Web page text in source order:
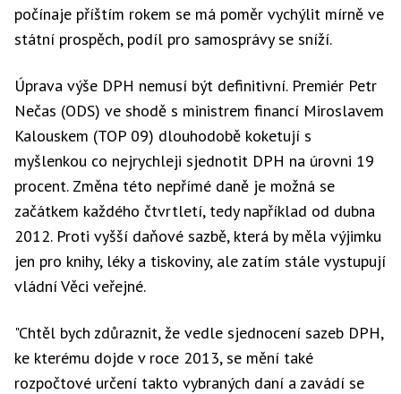
počínaje příštím rokem se má poměr vychýlit mírně ve
státní prospěch, podíl pro samosprávy se sníží.
Úprava výše DPH nemusí být definitivní. Premiér Petr
Nečas (ODS) ve shodě s ministrem financí Miroslavem
Kalouskem (TOP 09) dlouhodobě koketují s
myšlenkou co nejrychleji sjednotit DPH na úrovni 19
procent. Změna této nepřímé daně je možná se
začátkem každého čtvrtletí, tedy například od dubna
2012. Proti vyšší daňové sazbě, která by měla výjimku
jen pro knihy, léky a tiskoviny, ale zatím stále vystupují
vládní Věci veřejné.
"Chtěl bych zdůraznit, že vedle sjednocení sazeb DPH,
ke kterému dojde v roce 2013, se mění také
rozpočtové určení takto vybraných daní a zavádí se